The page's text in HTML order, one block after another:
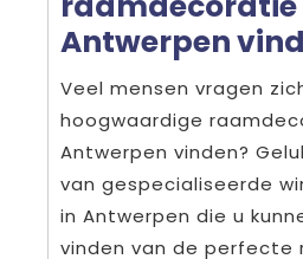
Antwerpen
Veel mensen vragen
hoogwaardige
Antwerpen vinden?
van gespecialiseerde
in Antwerpen die u
vinden van de perfecte